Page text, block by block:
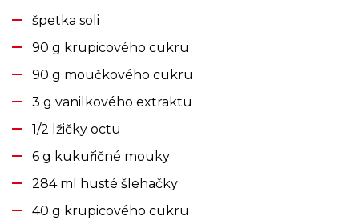
špetka soli
90 g krupicového cukru
90 g moučkového cukru
3 g vanilkového extraktu
1/2 lžičky octu
6 g kukuřičné mouky
284 ml husté šlehačky
40 g krupicového cukru